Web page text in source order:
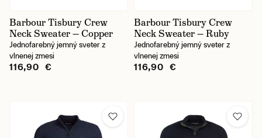
Barbour Tisbury Crew
Neck Sweater — Copper
Jednofarebný jemný sveter z
vlnenej zmesi
116,90 €
Barbour Tisbury Crew
Neck Sweater — Ruby
Jednofarebný jemný sveter z
vlnenej zmesi
116,90 €